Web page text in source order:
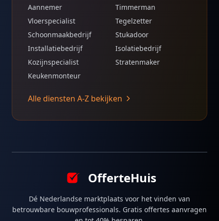
Aannemer
Timmerman
Vloerspecialist
Tegelzetter
Schoonmaakbedrijf
Stukadoor
Installatiebedrijf
Isolatiebedrijf
Kozijnspecialist
Stratenmaker
Keukenmonteur
Alle diensten A-Z bekijken
OfferteHuis
Dé Nederlandse marktplaats voor het vinden van
betrouwbare bouwprofessionals. Gratis offertes aanvragen